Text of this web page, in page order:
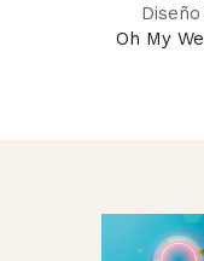
Oh My